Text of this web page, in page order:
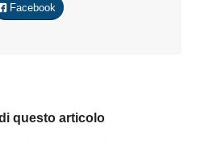
Facebook
questo articolo